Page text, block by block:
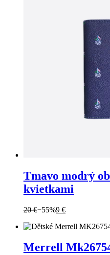
Tmavo modrý
kvietkami
20 €−55%9 €
Merrell